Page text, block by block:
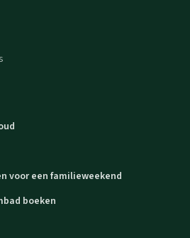
voor een familieweekend
boeken